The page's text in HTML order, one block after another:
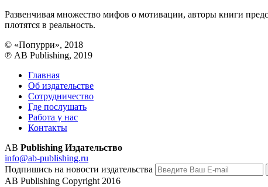
Развенчивая множество мифов о мотивации, авторы книги
плотятся в реальность.
© «Попурри», 2018
℗ AB Publishing, 2019
Главная
Об издательстве
Сотрудничество
Где послушать
Работа у нас
Контакты
AB Publishing Издательство
info@ab-publishing.ru
Подпишись на новости издательства
AB Publishing Copyright 2016